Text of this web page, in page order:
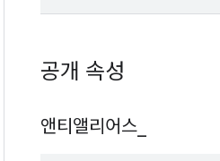
공개 속성
앤티앨리어스